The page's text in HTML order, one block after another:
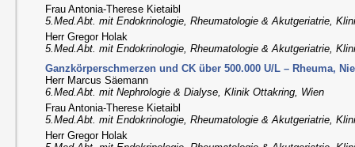
Frau Antonia-Therese Kietaibl
5.Med.Abt. mit Endokrinologie, Rheumatologie & Akutgeriatrie,
Herr Gregor Holak
5.Med.Abt. mit Endokrinologie, Rheumatologie & Akutgeriatrie,
Ganzkörperschmerzen und CK über 500.000 U/L – Rheuma,
Herr Marcus Säemann
6.Med.Abt. mit Nephrologie & Dialyse, Klinik Ottakring, Wien
Frau Antonia-Therese Kietaibl
5.Med.Abt. mit Endokrinologie, Rheumatologie & Akutgeriatrie,
Herr Gregor Holak